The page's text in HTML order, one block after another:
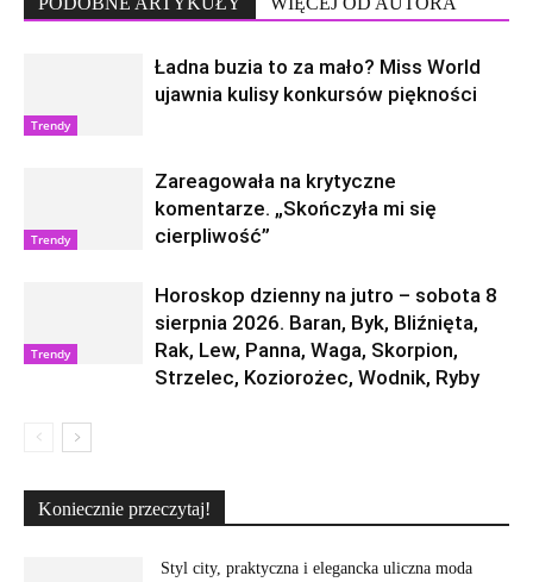
Trendy
Ładna buzia to za mało? Miss World
ujawnia kulisy konkursów piękności
Trendy
Zareagowała na krytyczne
komentarze. „Skończyła mi się
cierpliwość”
Trendy
Horoskop dzienny na jutro – sobota 8
sierpnia 2026. Baran, Byk, Bliźnięta,
Rak, Lew, Panna, Waga, Skorpion,
Strzelec, Koziorożec, Wodnik, Ryby
Koniecznie przeczytaj!
Styl city, praktyczna i elegancka uliczna moda